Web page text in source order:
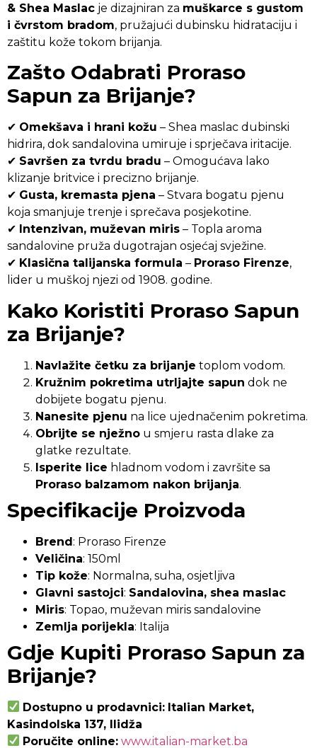
& Shea Maslac je dizajniran za muškarce s gustom
i čvrstom bradom, pružajući dubinsku hidrataciju i
zaštitu kože tokom brijanja.
Zašto Odabrati Proraso
Sapun za Brijanje?
✔ Omekšava i hrani kožu – Shea maslac dubinski
hidrira, dok sandalovina umiruje i sprječava iritacije.
✔ Savršen za tvrdu bradu – Omogućava lako
klizanje britvice i precizno brijanje.
✔ Gusta, kremasta pjena – Stvara bogatu pjenu
koja smanjuje trenje i sprečava posjekotine.
✔ Intenzivan, muževan miris – Topla aroma
sandalovine pruža dugotrajan osjećaj svježine.
✔ Klasična talijanska formula – Proraso Firenze,
lider u muškoj njezi od 1908. godine.
Kako Koristiti Proraso Sapun
za Brijanje?
Navlažite četku za brijanje toplom vodom.
Kružnim pokretima utrljajte sapun dok ne
dobijete bogatu pjenu.
Nanesite pjenu na lice ujednačenim pokretima.
Obrijte se nježno u smjeru rasta dlake za
glatke rezultate.
Isperite lice hladnom vodom i završite sa
Proraso balzamom nakon brijanja.
Specifikacije Proizvoda
Brend: Proraso Firenze
Veličina: 150ml
Tip kože: Normalna, suha, osjetljiva
Glavni sastojci: Sandalovina, shea maslac
Miris: Topao, muževan miris sandalovine
Zemlja porijekla: Italija
Gdje Kupiti Proraso Sapun za
Brijanje?
Dostupno u prodavnici: Italian Market,
Kasindolska 137, Ilidža
Poručite online: www.italian-market.ba